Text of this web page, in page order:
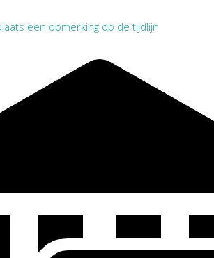
een opmerking op de tijdlijn